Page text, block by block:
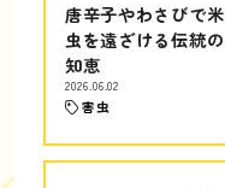
唐辛子やわさびで米
虫を遠ざける伝統の
知恵
2026.06.02
害虫